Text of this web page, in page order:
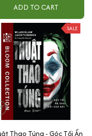
ADD TO CART
SALE
Thao Túng - Góc Tối Ẩn